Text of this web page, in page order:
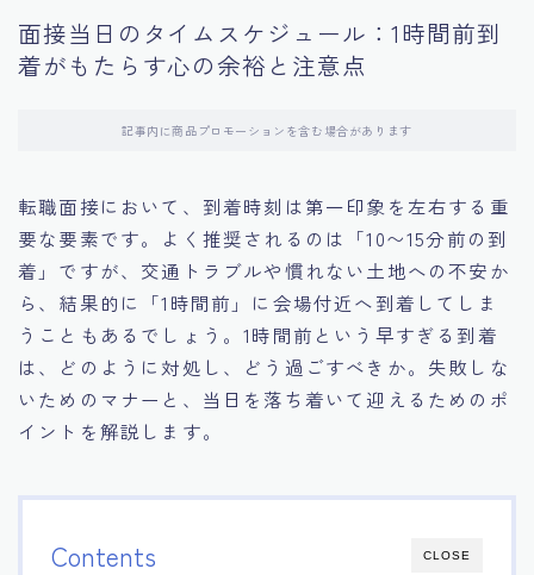
11.オンライン面接の成功への鍵
14.キャリアアップのための面接戦略
15.職場適応力をアピールする方法
16.エージェントと良好な関係を築く方法
17.面接でブランクを効果的に伝える方法
面接当日のタイムスケジュール：1時間前到
着がもたらす心の余裕と注意点
記事内に商品プロモーションを含む場合があります
転職面接において、到着時刻は第一印象を左右する重
要な要素です。よく推奨されるのは「10〜15分前の到
着」ですが、交通トラブルや慣れない土地への不安か
ら、結果的に「1時間前」に会場付近へ到着してしま
うこともあるでしょう。1時間前という早すぎる到着
は、どのように対処し、どう過ごすべきか。失敗しな
いためのマナーと、当日を落ち着いて迎えるためのポ
イントを解説します。
CLOSE
Contents